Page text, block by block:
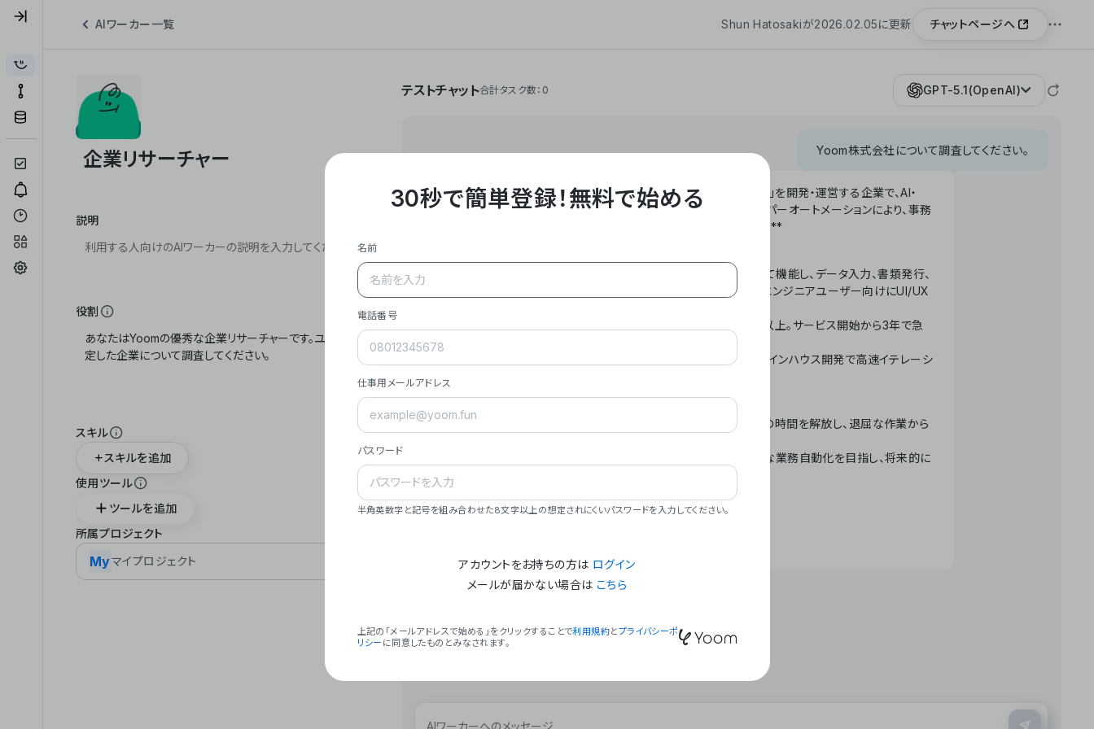
AIワーカー一覧 Shun Hatosakiが2026.02.05に更新 チャットページへ
説明
役割
スキル
スキルを追加
使用ツール
ツールを追加
所属プロジェクト
Myマイプロジェクト
テストチャット合計タスク数：0 GPT-5.1(OpenAI)
Yoom株式会社について調査してください。
**Yoom株式会社は、ビジネスオートメーションSaaS「Yoom」を開発・運営する企業で、AI・
API・RPA・OCRなどの技術をノーコードで組み合わせたハイパーオートメーションにより、事務
作業やデスクワークを自動化するサービスを提供しています。**
- **主力プロダクト「Yoom」**: SaaS連携データベースとして機能し、データ入力、書類発行、
メール対応、請求書処理、日報作成などの業務を自動化。非エンジニアユーザー向けにUI/UX
- **実績**: 国内利用社数20,000社超、直近成長率300%以上。サービス開始から3年で急
- **強み**: すべての自動化技術を1プラットフォームで完結。インハウス開発で高速イテレーシ
- **ミッション**: 「We Make Time」 – テクノロジーで人々の時間を解放し、退屈な作業から
- **ビジョン**: 「Global Business Automation」 – 世界的な業務自動化を目指し、将来的に
### 会社概要
30秒で簡単登録！無料で始める
名前
電話番号
仕事用メールアドレス
パスワード
半角英数字と記号を組み合わせた8文字以上の想定されにくいパスワードを入力してください。
アカウントをお持ちの方は ログイン
メールが届かない場合は こちら
上記の「メールアドレスで始める」をクリックすることで利用規約とプライバシーポ
リシー に同意したものとみなされます。